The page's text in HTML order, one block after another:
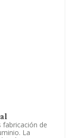
fabricación de
La